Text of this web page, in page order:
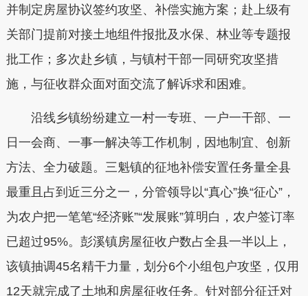
并制定房屋协议签约攻坚、补偿实施方案；赴上级有
关部门提前对接土地组件报批及水保、林业等专题报
批工作；多次赴乡镇，与镇村干部一同研究攻坚措
施，与征收群众面对面交流了解诉求和困难。
沿线乡镇纷纷建立一村一专班、一户一干部、一
日一会商、一事一解决等工作机制，因地制宜、创新
方法、全力破题。三魁镇的征地补偿安置任务量全县
最重且占到近三分之一，分管领导以“真心”换“征心”，
为农户把一笔笔“经济账”“发展账”算明白，农户签订率
已超过95%。彭溪镇房屋征收户数占全县一半以上，
该镇抽调45名精干力量，划分6个小组包户攻坚，仅用
12天就完成了土地和房屋征收任务。针对部分征迁对